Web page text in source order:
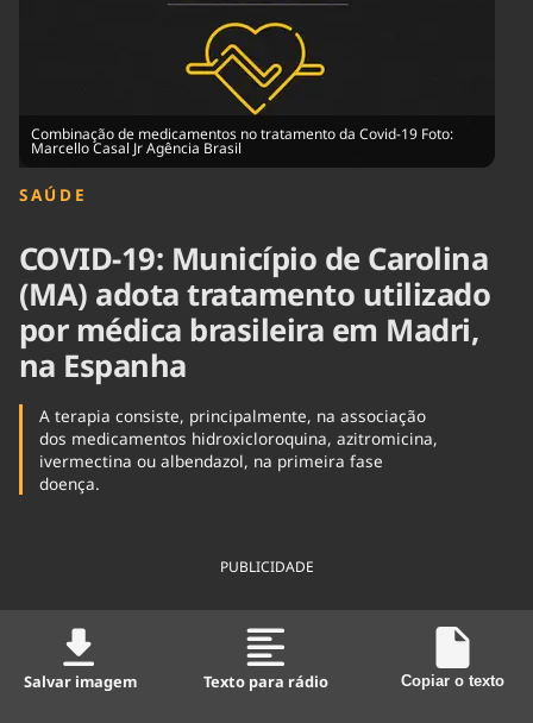
Infraestrutura
Internacional
Tempo
Combinação de medicamentos no tratamento da Covid-19 Foto:
Marcello Casal Jr Agência Brasil
SAÚDE
COVID-19: Município de Carolina
(MA) adota tratamento utilizado
por médica brasileira em Madri,
na Espanha
A terapia consiste, principalmente, na associação
dos medicamentos hidroxicloroquina, azitromicina,
ivermectina ou albendazol, na primeira fase
doença.
PUBLICIDADE
Salvar imagem Texto para rádio Copiar o texto